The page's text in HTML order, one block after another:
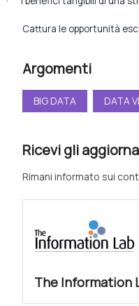
Cattura le opportunità
Argomenti
BIG DATA DATA
Ricevi gli
Rimani informato sui
The Information